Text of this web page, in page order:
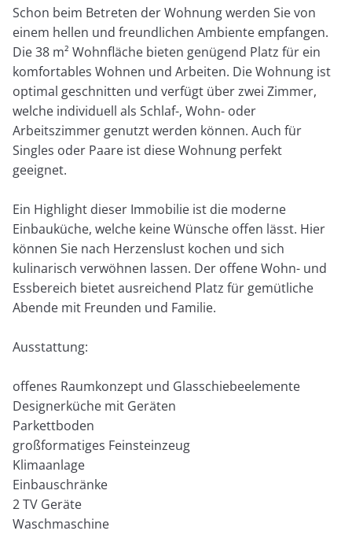
Schon beim Betreten der Wohnung werden Sie von
einem hellen und freundlichen Ambiente empfangen.
Die 38 m² Wohnfläche bieten genügend Platz für ein
komfortables Wohnen und Arbeiten. Die Wohnung ist
optimal geschnitten und verfügt über zwei Zimmer,
welche individuell als Schlaf-, Wohn- oder
Arbeitszimmer genutzt werden können. Auch für
Singles oder Paare ist diese Wohnung perfekt
geeignet.
Ein Highlight dieser Immobilie ist die moderne
Einbauküche, welche keine Wünsche offen lässt. Hier
können Sie nach Herzenslust kochen und sich
kulinarisch verwöhnen lassen. Der offene Wohn- und
Essbereich bietet ausreichend Platz für gemütliche
Abende mit Freunden und Familie.
Ausstattung:
offenes Raumkonzept und Glasschiebeelemente
Designerküche mit Geräten
Parkettboden
großformatiges Feinsteinzeug
Klimaanlage
Einbauschränke
2 TV Geräte
Waschmaschine